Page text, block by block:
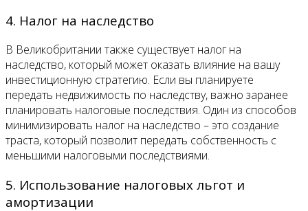
4. Налог на наследство
В Великобритании также существует налог на
наследство, который может оказать влияние на вашу
инвестиционную стратегию. Если вы планируете
передать недвижимость по наследству, важно заранее
планировать налоговые последствия. Один из способов
минимизировать налог на наследство – это создание
траста, который позволит передать собственность с
меньшими налоговыми последствиями.
5. Использование налоговых льгот и
амортизации